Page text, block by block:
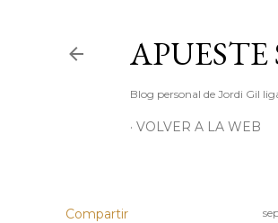
Blog personal de Jordi Gil
VOLVER A LA WEB
Compartir